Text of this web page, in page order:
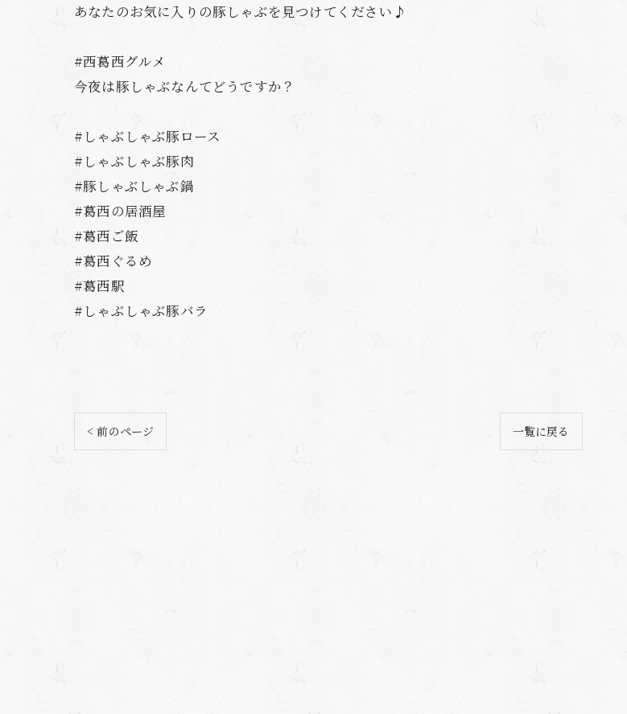
あなたのお気に入りの豚しゃぶを見つけてください♪
#西葛西グルメ
今夜は豚しゃぶなんてどうですか？
#しゃぶしゃぶ豚ロース
#しゃぶしゃぶ豚肉
#豚しゃぶしゃぶ鍋
#葛西の居酒屋
#葛西ご飯
#葛西ぐるめ
#葛西駅
#しゃぶしゃぶ豚バラ
< 前のページ 一覧に戻る